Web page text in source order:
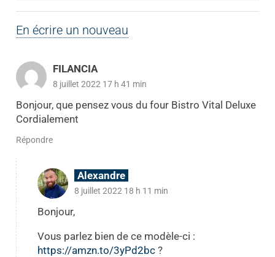
En écrire un nouveau
FILANCIA
8 juillet 2022 17 h 41 min
Bonjour, que pensez vous du four Bistro Vital Deluxe
Cordialement
Répondre
Alexandre
8 juillet 2022 18 h 11 min
Bonjour,
Vous parlez bien de ce modèle-ci :
https://amzn.to/3yPd2bc?